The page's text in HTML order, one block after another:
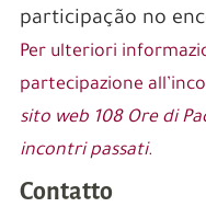
participação no
Per ulteriori
partecipazione
sito web 108 Ore di
incontri passati.
Contatto